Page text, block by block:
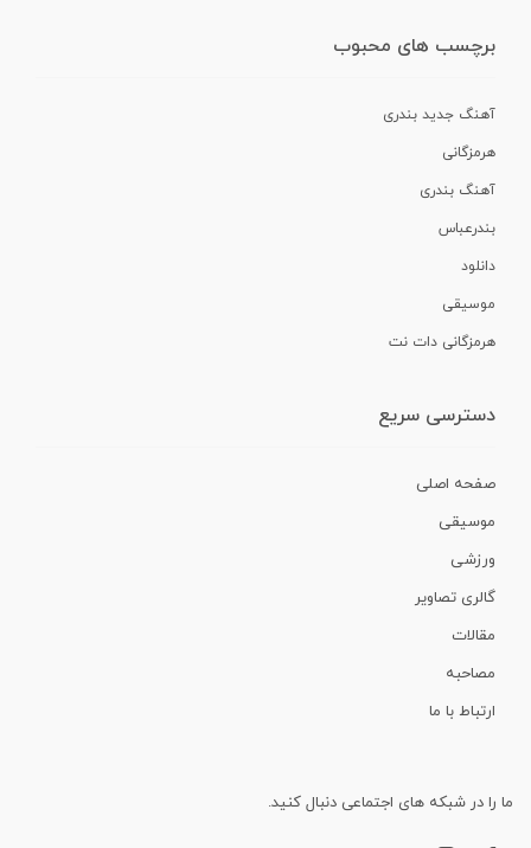
برچسب های محبوب
آهنگ جدید بندری
هرمزگانی
آهنگ بندری
بندرعباس
دانلود
موسیقی
هرمزگانی دات نت
دسترسی سریع
صفحه اصلی
موسیقی
ورزشی
گالری تصاویر
مقالات
مصاحبه
ارتباط با ما
ما را در شبکه های اجتماعی دنبال کنید.